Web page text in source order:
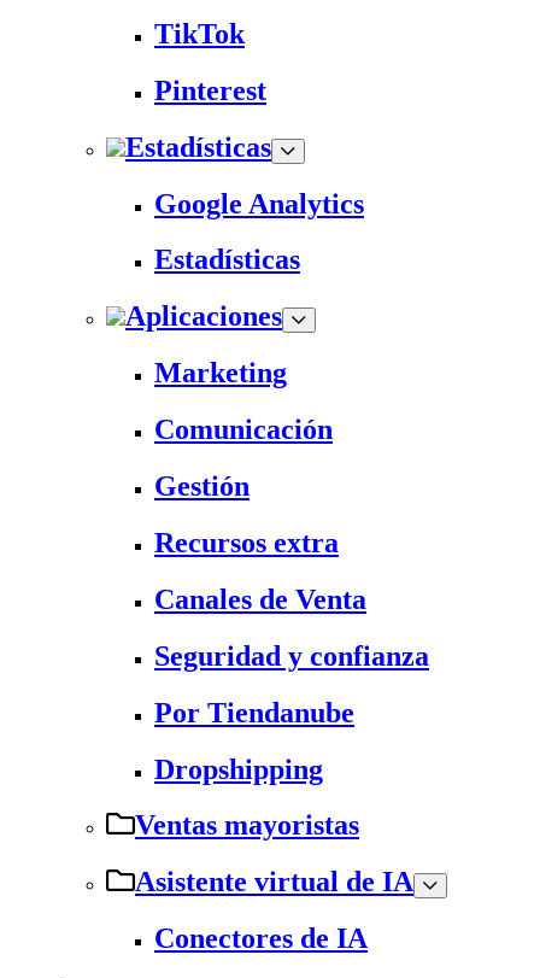
TikTok
Pinterest
Estadísticas
Google Analytics
Estadísticas
Aplicaciones
Marketing
Comunicación
Gestión
Recursos extra
Canales de Venta
Seguridad y confianza
Por Tiendanube
Dropshipping
Ventas mayoristas
Asistente virtual de IA
Conectores de IA